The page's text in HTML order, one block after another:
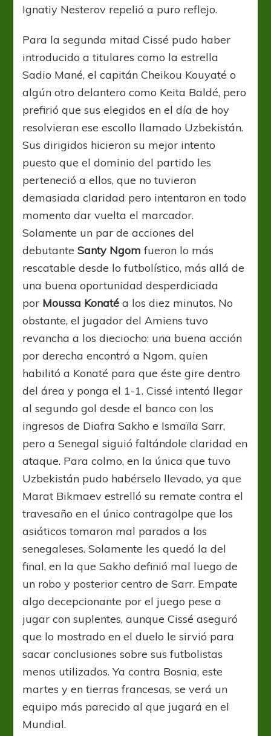
Ignatiy Nesterov repelió a puro reflejo.
Para la segunda mitad Cissé pudo haber
introducido a titulares como la estrella
Sadio Mané, el capitán Cheikou Kouyaté o
algún otro delantero como Keita Baldé, pero
prefirió que sus elegidos en el día de hoy
resolvieran ese escollo llamado Uzbekistán.
Sus dirigidos hicieron su mejor intento
puesto que el dominio del partido les
perteneció a ellos, que no tuvieron
demasiada claridad pero intentaron en todo
momento dar vuelta el marcador.
Solamente un par de acciones del
debutanteSanty Ngom fueron lo más
rescatable desde lo futbolístico, más allá de
una buena oportunidad desperdiciada
por Moussa Konaté a los diez minutos. No
obstante, el jugador del Amiens tuvo
revancha a los dieciocho: una buena acción
por derecha encontró a Ngom, quien
habilitó a Konaté para que éste gire dentro
del área y ponga el 1-1. Cissé intentó llegar
al segundo gol desde el banco con los
ingresos de Diafra Sakho e Ismaïla Sarr,
pero a Senegal siguió faltándole claridad en
ataque. Para colmo, en la única que tuvo
Uzbekistán pudo habérselo llevado, ya que
Marat Bikmaev estrelló su remate contra el
travesaño en el único contragolpe que los
asiáticos tomaron mal parados a los
senegaleses. Solamente les quedó la del
final, en la que Sakho definió mal luego de
un robo y posterior centro de Sarr. Empate
algo decepcionante por el juego pese a
jugar con suplentes, aunque Cissé aseguró
que lo mostrado en el duelo le sirvió para
sacar conclusiones sobre sus futbolistas
menos utilizados. Ya contra Bosnia, este
martes y en tierras francesas, se verá un
equipo más parecido al que jugará en el
Mundial.